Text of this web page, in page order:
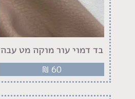
בד דמוי עור מוקה מט עבה
₪ 60